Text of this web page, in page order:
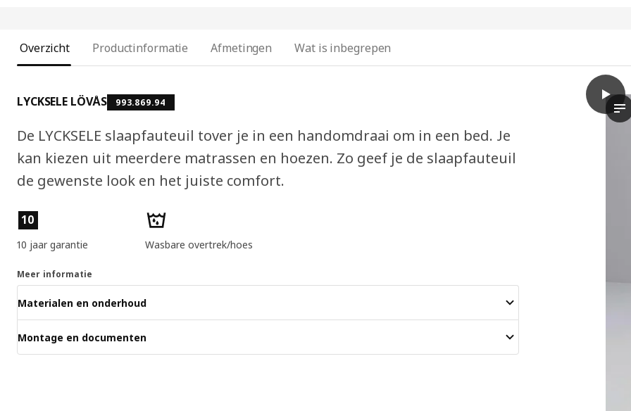
Overzicht Productinformatie Afmetingen Wat is inbegrepen
LYCKSELE LÖVÅS 993.869.94
De LYCKSELE slaapfauteuil tover je in een handomdraai om in een bed. Je
kan kiezen uit meerdere matrassen en hoezen. Zo geef je de slaapfauteuil
de gewenste look en het juiste comfort.
Producteigenschappen
10
10 jaar garantie Wasbare overtrek/hoes
Meer informatie
Materialen en onderhoud
Montage en documenten
play
In